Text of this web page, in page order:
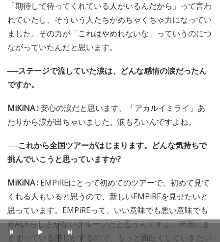
「期待して待ってくれている人がいるんだから」って言わ
れていたし、そういう人たちがめちゃくちゃ力になってい
ました。その力が「これはやめれないな」っていうのにつ
ながっていたんだと思います。
──ステージで流していた涙は、どんな感情の涙だったん
ですか。
MiKiNA :安心の涙だと思います。「アカルイミライ」あ
たりから涙が出ちゃいました。涙もろいんですよね。
──これから全国ツアーがはじまります。どんな気持ちで
挑んでいこうと思っていますか?
MiKiNA : EMPiREにとって初めてのツアーで、初めて見て
くれる人もいると思うので、新しいEMPiREを見せたいと
思っています。EMPiREって、いい意味でも悪い意味でも
WACKらしさがないグループだと思うんですよ。綺麗にま
とまっている感じがするので、もっと面白くしていきたい
--